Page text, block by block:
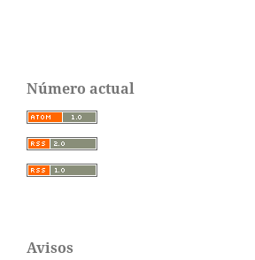
Número actual
Avisos